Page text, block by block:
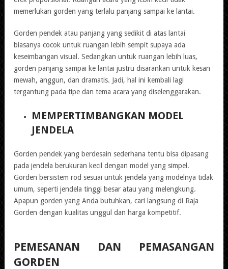
memerlukan gorden yang terlalu panjang sampai ke lantai.
Gorden pendek atau panjang yang sedikit di atas lantai
biasanya cocok untuk ruangan lebih sempit supaya ada
keseimbangan visual. Sedangkan untuk ruangan lebih luas,
gorden panjang sampai ke lantai justru disarankan untuk kesan
mewah, anggun, dan dramatis. Jadi, hal ini kembali lagi
tergantung pada tipe dan tema acara yang diselenggarakan.
MEMPERTIMBANGKAN MODEL
JENDELA
Gorden pendek yang berdesain sederhana tentu bisa dipasang
pada jendela berukuran kecil dengan model yang simpel.
Gorden bersistem rod sesuai untuk jendela yang modelnya tidak
umum, seperti jendela tinggi besar atau yang melengkung.
Apapun gorden yang Anda butuhkan, cari langsung di Raja
Gorden dengan kualitas unggul dan harga kompetitif.
PEMESANAN DAN PEMASANGAN
GORDEN